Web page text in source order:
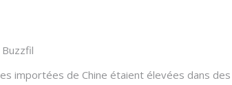
Buzzfil
importées de Chine étaient élevées dans